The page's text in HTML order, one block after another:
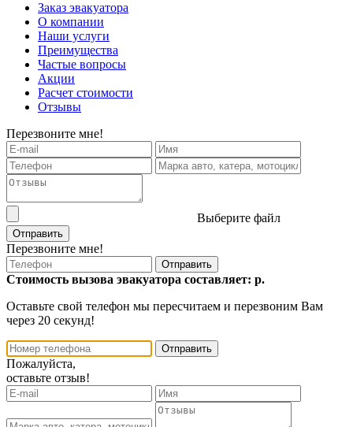
Заказ эвакуатора
О компании
Наши услуги
Преимущества
Частые вопросы
Акции
Расчет стоимости
Отзывы
Перезвоните мне!
Выберите файл
Отправить
Перезвоните мне!
Отправить
Стоимость вызова эвакуатора составляет: р.
Оставьте свой телефон мы пересчитаем и перезвоним Вам
через 20 секунд!
Отправить
Пожалуйста,
оставьте отзыв!